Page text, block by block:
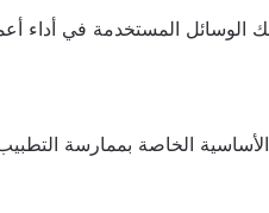
الوسائل المستخدمة في أداء
الخاصة بممارسة